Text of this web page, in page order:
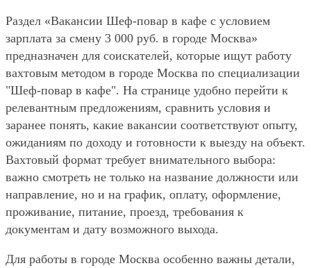
Раздел «Вакансии Шеф-повар в кафе с условием
зарплата за смену 3 000 руб. в городе Москва»
предназначен для соискателей, которые ищут работу
вахтовым методом в городе Москва по специализации
"Шеф-повар в кафе". На странице удобно перейти к
релевантным предложениям, сравнить условия и
заранее понять, какие вакансии соответствуют опыту,
ожиданиям по доходу и готовности к выезду на объект.
Вахтовый формат требует внимательного выбора:
важно смотреть не только на название должности или
направление, но и на график, оплату, оформление,
проживание, питание, проезд, требования к
документам и дату возможного выхода.
Для работы в городе Москва особенно важны детали,